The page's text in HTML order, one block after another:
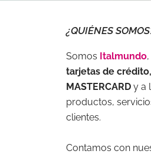
¿QUIÉNES
Somos Italmundo
tarjetas de
MASTERCARD y a
productos,
clientes.
Contamos con